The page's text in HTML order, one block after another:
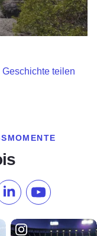
Geschichte teilen
unser Pinterest
Sie uns auf TikTok
Folgen Sie uns auf
Abonnieren